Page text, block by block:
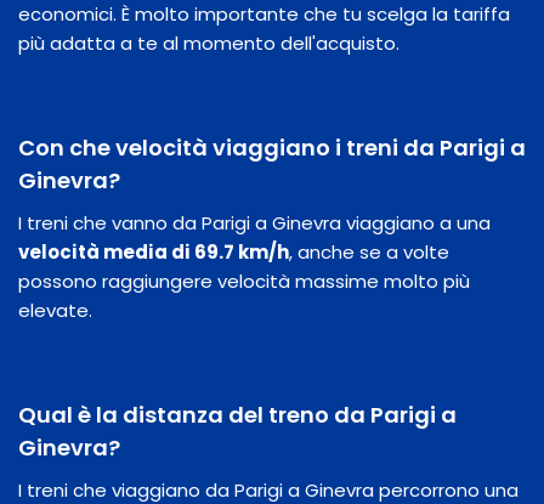
economici. È molto importante che tu scelga la tariffa
più adatta a te al momento dell'acquisto.
Con che velocità viaggiano i treni da Parigi a
Ginevra?
I treni che vanno da Parigi a Ginevra viaggiano a una
velocità media di 69.7 km/h, anche se a volte
possono raggiungere velocità massime molto più
elevate.
Qual è la distanza del treno da Parigi a
Ginevra?
I treni che viaggiano da Parigi a Ginevra percorrono una